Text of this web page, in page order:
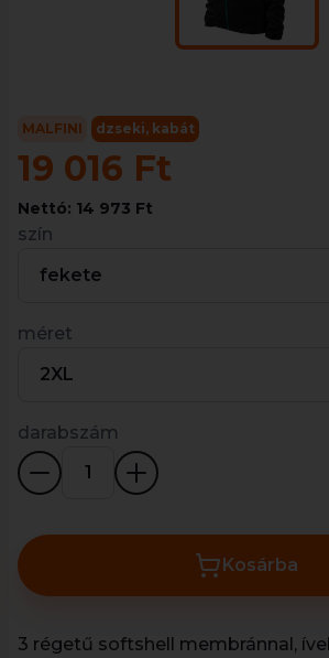
MALFINI dzseki, kabát
19 016 Ft
Nettó: 14 973 Ft
szín
fekete
méret
2XL
darabszám
Kosárba
3 régetű softshell membránnal,